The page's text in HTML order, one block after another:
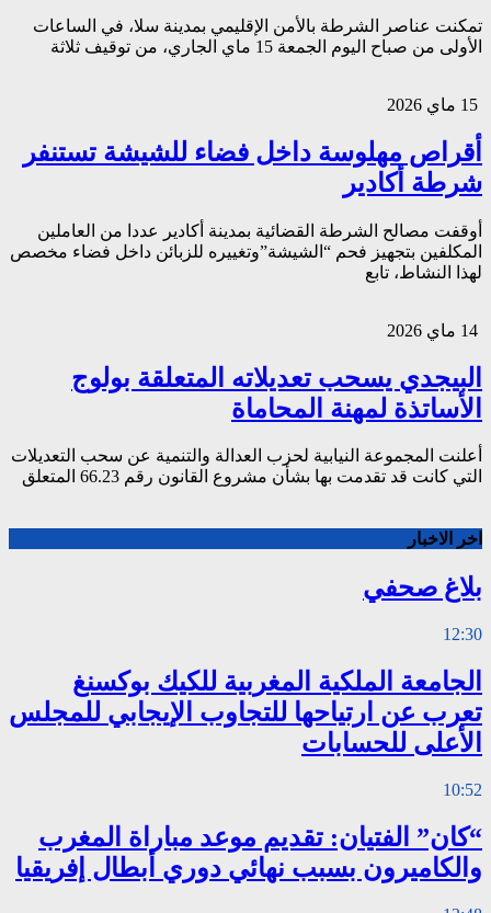
تمكنت عناصر الشرطة بالأمن الإقليمي بمدينة سلا، في الساعات
الأولى من صباح اليوم الجمعة 15 ماي الجاري، من توقيف ثلاثة
أقراص مهلوسة داخل فضاء للشيشة تستنفر
شرطة أكادير
أوقفت مصالح الشرطة القضائية بمدينة أكادير عددا من العاملين
المكلفين بتجهيز فحم “الشيشة”وتغييره للزبائن داخل فضاء مخصص
لهذا النشاط، تابع
البيجدي يسحب تعديلاته المتعلقة بولوج
الأساتذة لمهنة المحاماة
أعلنت المجموعة النيابية لحزب العدالة والتنمية عن سحب التعديلات
التي كانت قد تقدمت بها بشأن مشروع القانون رقم 66.23 المتعلق
اخر الاخبار
بلاغ صحفي
12:30
الجامعة الملكية المغربية للكيك بوكسنغ
تعرب عن ارتياحها للتجاوب الإيجابي للمجلس
الأعلى للحسابات
10:52
“كان” الفتيان: تقديم موعد مباراة المغرب
والكاميرون بسبب نهائي دوري أبطال إفريقيا